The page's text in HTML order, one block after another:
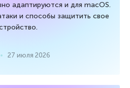
адаптируются и для macOS.
и способы защитить свое
27 июля 2026